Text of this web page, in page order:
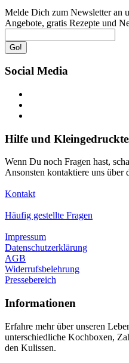
Melde Dich zum Newsletter an
Angebote, gratis Rezepte und
Go!
Social Media
Hilfe und
Wenn Du noch Fragen hast,
Ansonsten kontaktiere uns über
Kontakt
Häufig gestellte Fragen
Impressum
Datenschutzerklärung
AGB
Widerrufsbelehrung
Pressebereich
Informationen
Erfahre mehr über unseren
unterschiedliche Kochboxen,
den Kulissen.